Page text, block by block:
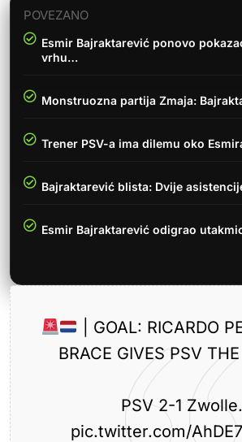
POVEZANO
Esmir Bajraktarević ponovo
vrhu…
Monstruozna partija Zmaja:
Trener PSV-a ima dilemu oko
Bajraktarević blista: Dvije
Esmir Bajraktarević odigrao
| GOAL: RICARDO
BRACE GIVES PSV
PSV 2-1 Zwolle.
pic.twitter.com/